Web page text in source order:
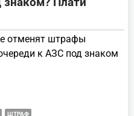
отменят штрафы
к АЗС под знаком
ШТРАФ